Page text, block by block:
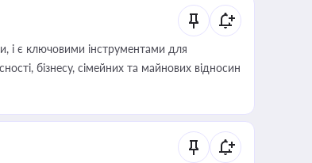
і є ключовими інструментами для
бізнесу, сімейних та майнових відносин